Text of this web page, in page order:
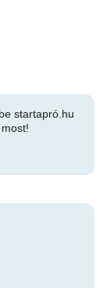
startapró.hu